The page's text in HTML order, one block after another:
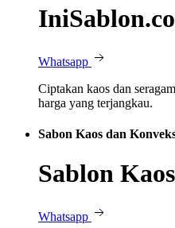
Whatsapp
Ciptakan kaos dan
harga yang terjangkau.
Sabon Kaos dan
Sablon Kaos
Whatsapp